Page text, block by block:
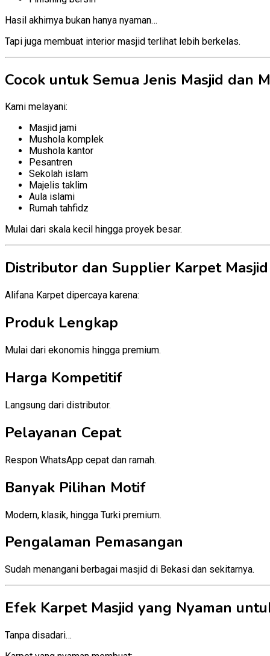
Hasil akhirnya bukan hanya nyaman…
Tapi juga membuat interior masjid terlihat lebih berkelas.
Cocok untuk Semua Jenis Masjid dan
Kami melayani:
Masjid jami
Mushola komplek
Mushola kantor
Pesantren
Sekolah islam
Majelis taklim
Aula islami
Rumah tahfidz
Mulai dari skala kecil hingga proyek besar.
Distributor dan Supplier Karpet
Alifana Karpet dipercaya karena:
Produk Lengkap
Mulai dari ekonomis hingga premium.
Harga Kompetitif
Langsung dari distributor.
Pelayanan Cepat
Respon WhatsApp cepat dan ramah.
Banyak Pilihan Motif
Modern, klasik, hingga Turki premium.
Pengalaman Pemasangan
Sudah menangani berbagai masjid di Bekasi dan sekitarnya.
Efek Karpet Masjid yang Nyaman
Tanpa disadari…